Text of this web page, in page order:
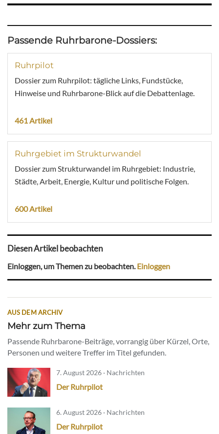
Passende Ruhrbarone-Dossiers:
Ruhrpilot
Dossier zum Ruhrpilot: tägliche Links, Fundstücke,
Hinweise und Ruhrbarone-Blick auf die Debattenlage.
461 Artikel
Ruhrgebiet im Strukturwandel
Dossier zum Strukturwandel im Ruhrgebiet: Industrie,
Städte, Arbeit, Energie, Kultur und politische Folgen.
600 Artikel
Diesen Artikel beobachten
Einloggen, um Themen zu beobachten. Einloggen
AUS DEM ARCHIV
Mehr zum Thema
Passende Ruhrbarone-Beiträge, vorrangig über Kürzel, Orte,
Personen und weitere Treffer im Titel gefunden.
7. August 2026 · Nachrichten
Der Ruhrpilot
6. August 2026 · Nachrichten
Der Ruhrpilot